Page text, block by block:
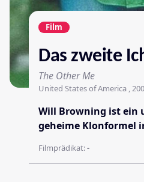
Film
Das zweite
The Other Me
United States of America ,
Will Browning ist ein
geheime Klonformel
Filmprädikat:-